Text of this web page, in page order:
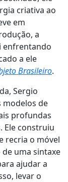
criativa ao
em
a
enfrentando
a ele
Brasileiro.
Sergio
modelos de
profundas
Ele construiu
recria o móvel
uma sintaxe
ajudar a
levar o